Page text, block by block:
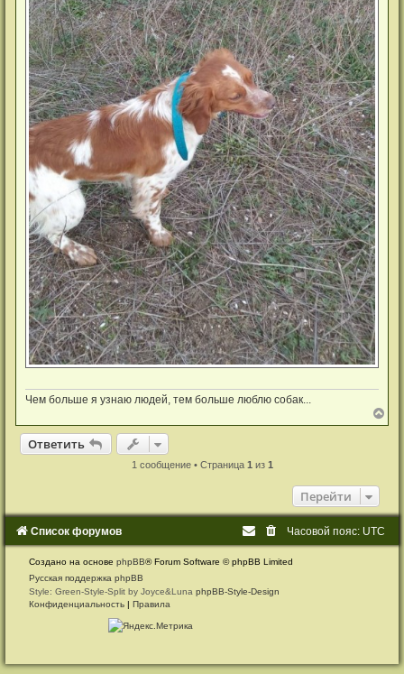
Чем больше я узнаю людей, тем больше люблю собак...
е
я
а
Ответить
Ответить
1 сообщение • Страница 1 из 1
Перейти
Список форумов Часовой пояс: UTC
Создано на основеphpBB® Forum Software © phpBB Limited
Русская поддержка phpBB
Style: Green-Style-Split by Joyce&LunaphpBB-Style-Design
Конфиденциальность |Правила